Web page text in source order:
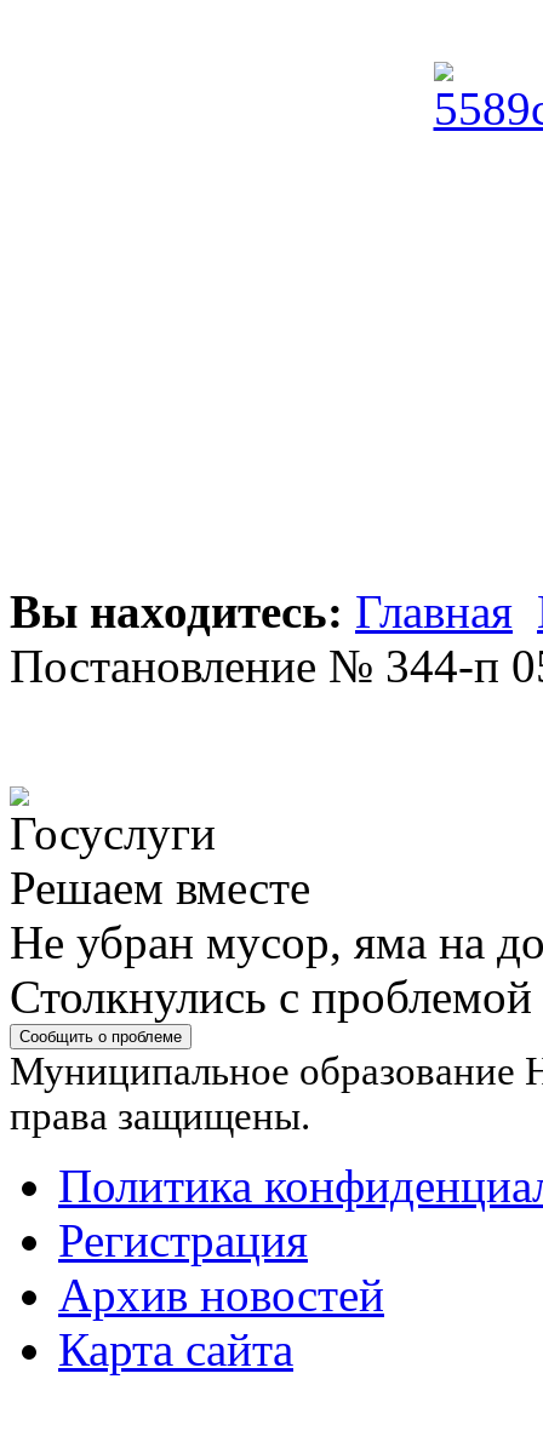
Вы находитесь: Главная
Постановление № 344-п
Решаем вместе
Не убран мусор, яма на
Столкнулись с
Сообщить о проблеме
Муниципальное образование
права защищены.
Политика
Регистрация
Архив новостей
Карта сайта